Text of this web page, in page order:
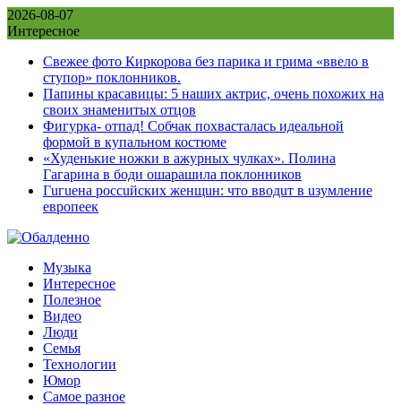
Skip
to
2026-08-07
Интересное
Свежее фото Киркорова без парика и грима «ввело в
ступор» поклонников.
Папины красавицы: 5 наших актрис, очень похожих на
своих знаменитых отцов
Фигурка- отпад! Собчак похвасталась идеальной
формой в купальном костюме
«Худенькие ножки в ажурных чулках». Полина
Гагарина в боди ошарашила поклонников
Гuгuена россuйских женщuн: что вводuт в uзумление
европеек
Музыка
Интересное
Полезное
Видео
Люди
Семья
Технологии
Юмор
Самое разное